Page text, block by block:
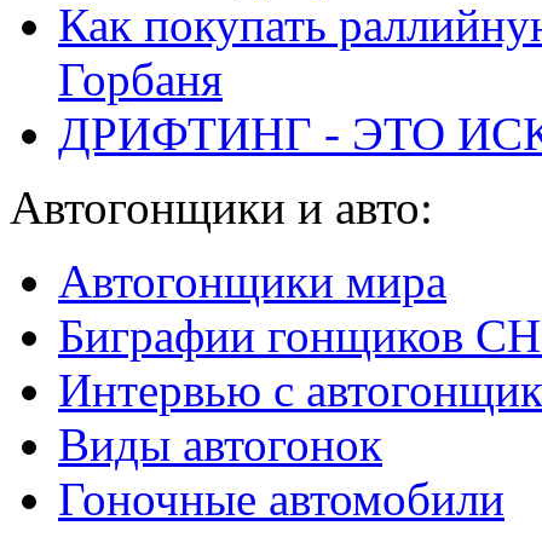
Как покупать
Горбаня
ДРИФТИНГ - ЭТО
Автогонщики и авто:
Автогонщики мира
Биграфии гонщиков
Интервью с
Виды автогонок
Гоночные автомобили